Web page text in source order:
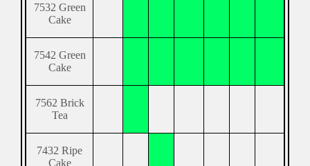
7532 Green
Cake
7542 Green
Cake
7562 Brick
Tea
7432 Ripe
Cake